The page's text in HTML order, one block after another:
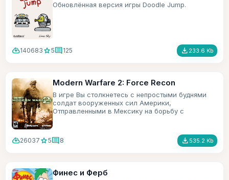
Обновлённая версия игры Doodle Jump.
cloud_download140683 star5comment125 file_download 233.6 Kb
Modern Warfare 2: Force Recon
В игре Вы столкнетесь с непростыми буднями
солдат вооруженных сил Америки,
Отправленными в Мексику на борьбу с
cloud_download26037 star5comment8 file_download 535.2 Kb
Финес и Ферб